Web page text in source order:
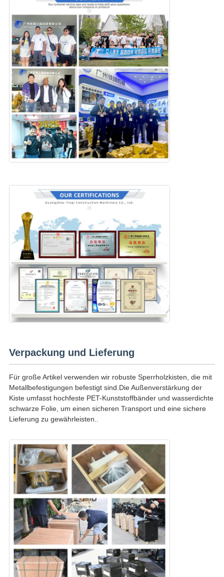
Verpackung und Lieferung
Für große Artikel verwenden wir robuste Sperrholzkisten, die mit
Metallbefestigungen befestigt sind.Die Außenverstärkung der
Kiste umfasst hochfeste PET-Kunststoffbänder und wasserdichte
schwarze Folie, um einen sicheren Transport und eine sichere
Lieferung zu gewährleisten..